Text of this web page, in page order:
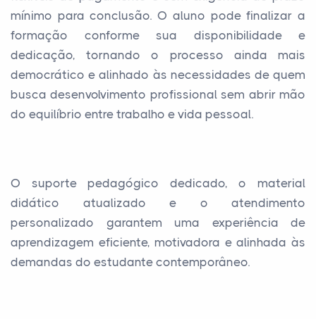
mínimo para conclusão. O aluno pode finalizar a
formação conforme sua disponibilidade e
dedicação, tornando o processo ainda mais
democrático e alinhado às necessidades de quem
busca desenvolvimento profissional sem abrir mão
do equilíbrio entre trabalho e vida pessoal.
O suporte pedagógico dedicado, o material
didático atualizado e o atendimento
personalizado garantem uma experiência de
aprendizagem eficiente, motivadora e alinhada às
demandas do estudante contemporâneo.